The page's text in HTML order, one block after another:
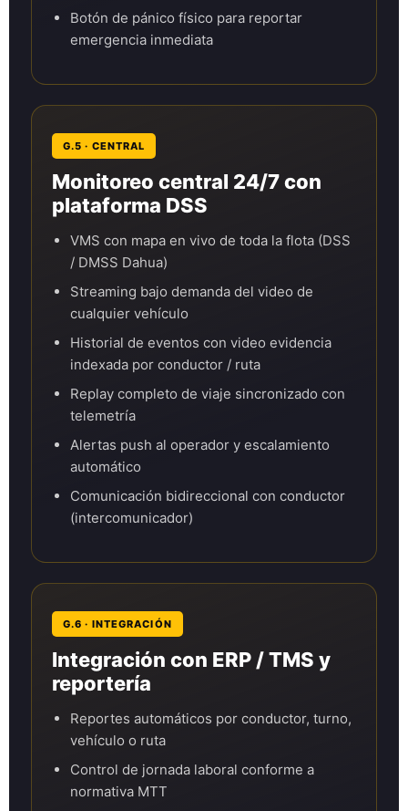
Botón de pánico físico para reportar
emergencia inmediata
G.5 · CENTRAL
Monitoreo central 24/7 con
plataforma DSS
VMS con mapa en vivo de toda la flota (DSS
/ DMSS Dahua)
Streaming bajo demanda del video de
cualquier vehículo
Historial de eventos con video evidencia
indexada por conductor / ruta
Replay completo de viaje sincronizado con
telemetría
Alertas push al operador y escalamiento
automático
Comunicación bidireccional con conductor
(intercomunicador)
G.6 · INTEGRACIÓN
Integración con ERP / TMS y
reportería
Reportes automáticos por conductor, turno,
vehículo o ruta
Control de jornada laboral conforme a
normativa MTT